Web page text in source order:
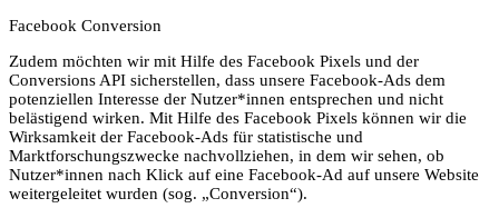
Facebook Conversion
Zudem möchten wir mit Hilfe des Facebook Pixels und der
Conversions API sicherstellen, dass unsere Facebook-Ads dem
potenziellen Interesse der Nutzer*innen entsprechen und nicht
belästigend wirken. Mit Hilfe des Facebook Pixels können wir die
Wirksamkeit der Facebook-Ads für statistische und
Marktforschungszwecke nachvollziehen, in dem wir sehen, ob
Nutzer*innen nach Klick auf eine Facebook-Ad auf unsere Website
weitergeleitet wurden (sog. „Conversion“).